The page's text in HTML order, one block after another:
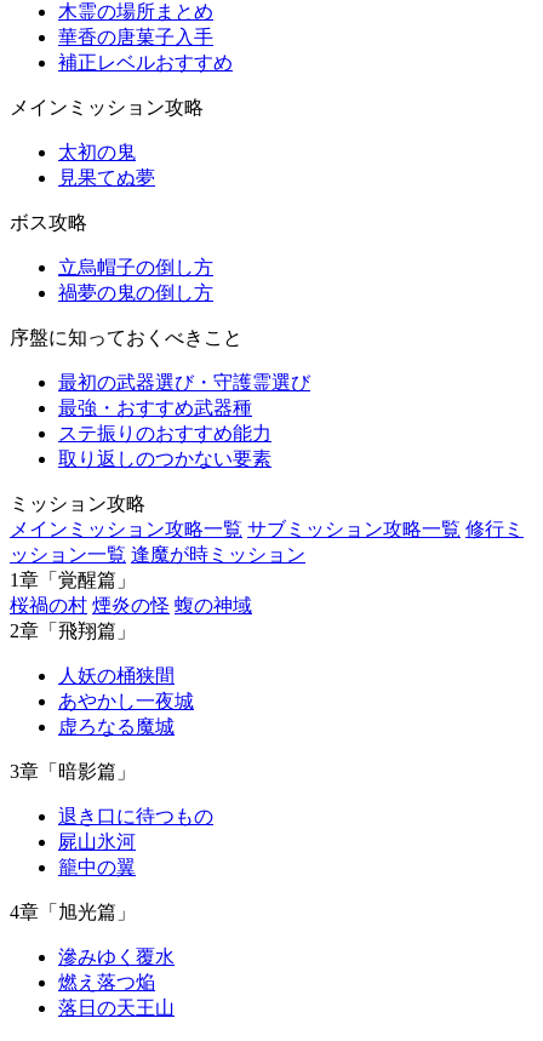
木霊の場所まとめ
華香の唐菓子入手
補正レベルおすすめ
メインミッション攻略
太初の鬼
見果てぬ夢
ボス攻略
立烏帽子の倒し方
禍夢の鬼の倒し方
序盤に知っておくべきこと
最初の武器選び・守護霊選び
最強・おすすめ武器種
ステ振りのおすすめ能力
取り返しのつかない要素
ミッション攻略
メインミッション攻略一覧 サブミッション攻略一覧 修行ミ
ッション一覧 逢魔が時ミッション
1章「覚醒篇」
桜禍の村 煙炎の怪 蝮の神域
2章「飛翔篇」
人妖の桶狭間
あやかし一夜城
虚ろなる魔城
3章「暗影篇」
退き口に待つもの
屍山氷河
籠中の翼
4章「旭光篇」
滲みゆく覆水
燃え落つ焔
落日の天王山